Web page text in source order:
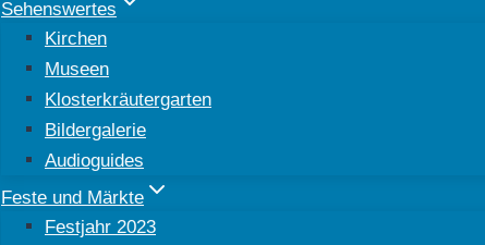
Sehenswertes
Kirchen
Museen
Klosterkräutergarten
Bildergalerie
Audioguides
Feste und Märkte
Festjahr 2023